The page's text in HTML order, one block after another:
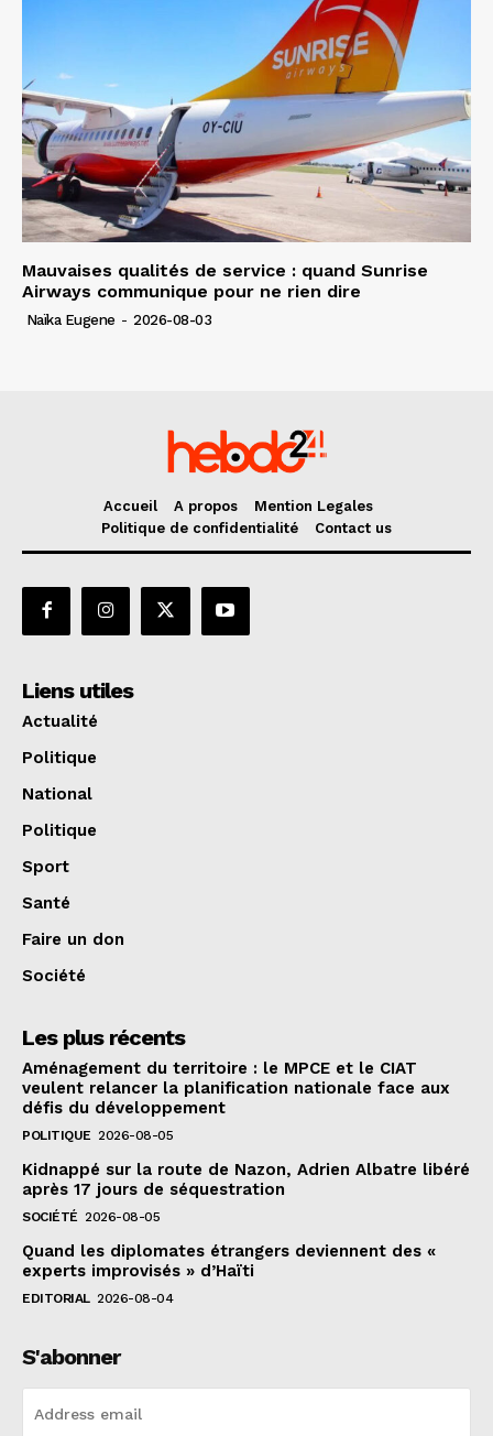
Mauvaises qualités de service : quand Sunrise
Airways communique pour ne rien dire
Naïka Eugene - 2026-08-03
Accueil A propos
Mention Legales
Politique de confidentialité
Contact us
Liens utiles
Actualité
Politique
National
Politique
Sport
Santé
Faire un don
Société
Les plus récents
Aménagement du territoire : le MPCE et le CIAT
veulent relancer la planification nationale face aux
défis du développement
POLITIQUE 2026-08-05
Kidnappé sur la route de Nazon, Adrien Albatre libéré
après 17 jours de séquestration
SOCIÉTÉ 2026-08-05
Quand les diplomates étrangers deviennent des «
experts improvisés » d’Haïti
EDITORIAL 2026-08-04
S'abonner